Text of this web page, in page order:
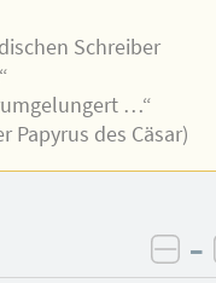
Schreiber
…“
Papyrus des Cäsar)
–